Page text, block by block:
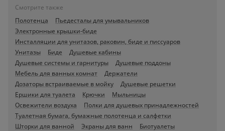
Смотрите также
Полотенца
Пьедесталы для умывальников
Электронные крышки-биде
Инсталляции для унитазов, раковин, биде и писсуаров
Унитазы
Биде
Душевые кабины
Душевые системы и гарнитуры
Душевые поддоны
Мебель для ванных комнат
Держатели
Дозаторы встраиваемые в мойку
Душевые решетки
Ершики для туалета
Крючки
Мыльницы
Освежители воздуха
Полки для душевых принадлежностей
Туалетная бумага, бумажные полотенца и салфетки
Шторки для ванной
Экраны для ванн
Биотуалеты